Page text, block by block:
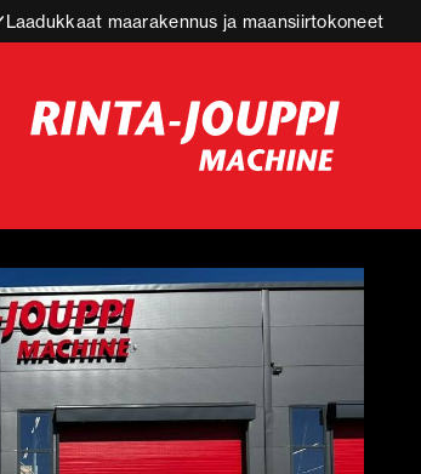
Laadukkaat maarakennus ja maansiirtokoneet